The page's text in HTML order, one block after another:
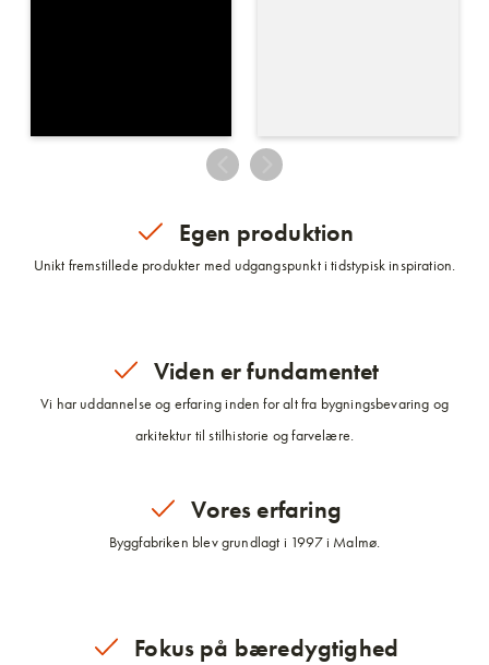
Egen produktion
Unikt fremstillede produkter med udgangspunkt i tidstypisk inspiration.
Viden er fundamentet
Vi har uddannelse og erfaring inden for alt fra bygningsbevaring og
arkitektur til stilhistorie og farvelære.
Vores erfaring
Byggfabriken blev grundlagt i 1997 i Malmø.
Fokus på bæredygtighed